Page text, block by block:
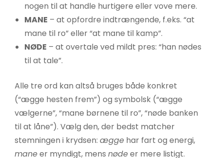
nogen til at handle hurtigere eller vove mere.
MANE – at opfordre indtrængende, f.eks. “at
mane til ro” eller “at mane til kamp”.
NØDE – at overtale ved mildt pres: “han nødes
til at tale”.
Alle tre ord kan altså bruges både konkret
(“ægge hesten frem”) og symbolsk (“ægge
vælgerne”, “mane børnene til ro”, “nøde banken
til at låne”). Vælg den, der bedst matcher
stemningen i krydsen: ægge har fart og energi,
maneer myndigt, mens nødeer mere listigt.